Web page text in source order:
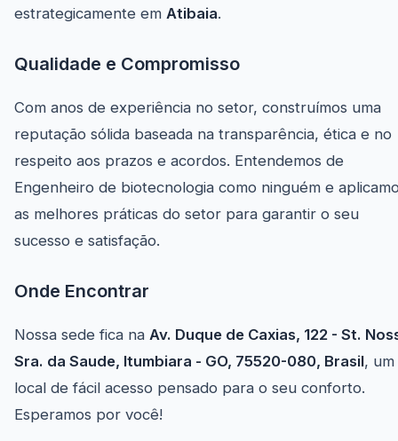
estrategicamente em Atibaia.
Qualidade e Compromisso
Com anos de experiência no setor, construímos uma
reputação sólida baseada na transparência, ética e no
respeito aos prazos e acordos. Entendemos de
Engenheiro de biotecnologia como ninguém e
as melhores práticas do setor para garantir o seu
sucesso e satisfação.
Onde Encontrar
Nossa sede fica na Av. Duque de Caxias, 122 - St.
Sra. da Saude, Itumbiara - GO, 75520-080, Brasil, um
local de fácil acesso pensado para o seu conforto.
Esperamos por você!